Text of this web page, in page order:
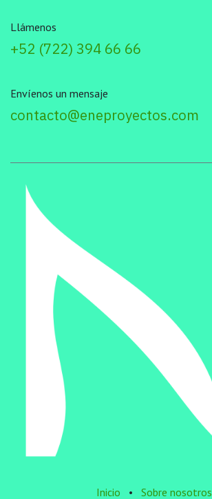
Llámenos
+52 (722) 394 66 66
Envíenos un mensaje
contacto@eneproyectos.com
Inicio • Sobre nosotros